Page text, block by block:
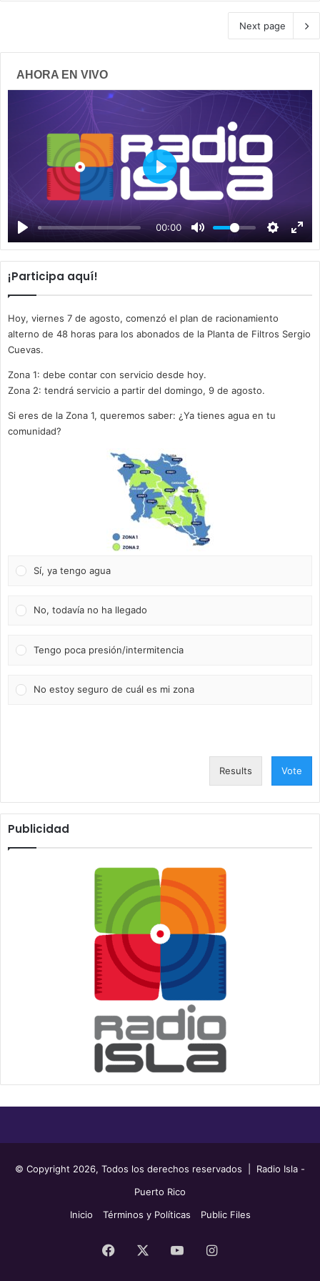
Next page
AHORA EN VIVO
00:00
P
y
¡Participa aquí!
Hoy, viernes 7 de agosto, comenzó el plan de racionamiento
alterno de 48 horas para los abonados de la Planta de Filtros Sergio
Cuevas.
Zona 1: debe contar con servicio desde hoy.
Zona 2: tendrá servicio a partir del domingo, 9 de agosto.
Si eres de la Zona 1, queremos saber: ¿Ya tienes agua en tu
comunidad?
Sí, ya tengo agua
No, todavía no ha llegado
Tengo poca presión/intermitencia
No estoy seguro de cuál es mi zona
Results Vote
Publicidad
© Copyright 2026, Todos los derechos reservados | Radio Isla -
Puerto Rico
Inicio
Términos y Políticas Public Files
Facebook YouTubeInstagram